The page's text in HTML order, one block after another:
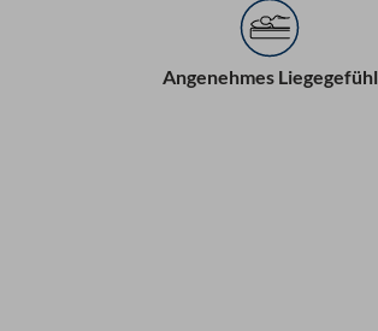
Angenehmes Liegegefühl